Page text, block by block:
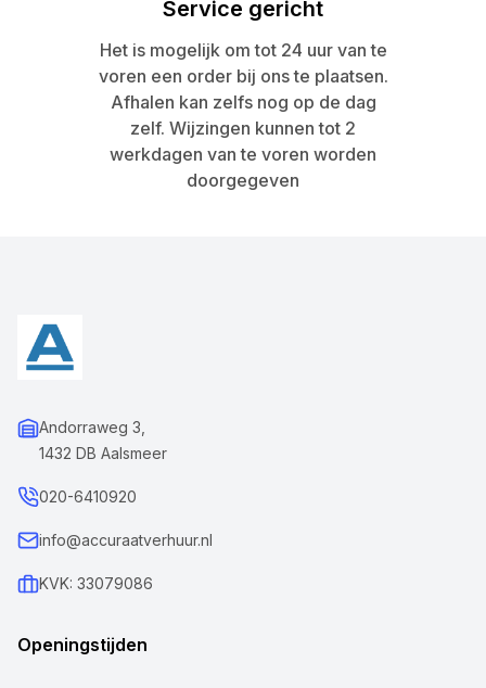
Service gericht
Het is mogelijk om tot 24 uur van te
voren een order bij ons te plaatsen.
Afhalen kan zelfs nog op de dag
zelf. Wijzingen kunnen tot 2
werkdagen van te voren worden
doorgegeven
Andorraweg 3,
1432 DB Aalsmeer
020-6410920
info@accuraatverhuur.nl
KVK: 33079086
Openingstijden